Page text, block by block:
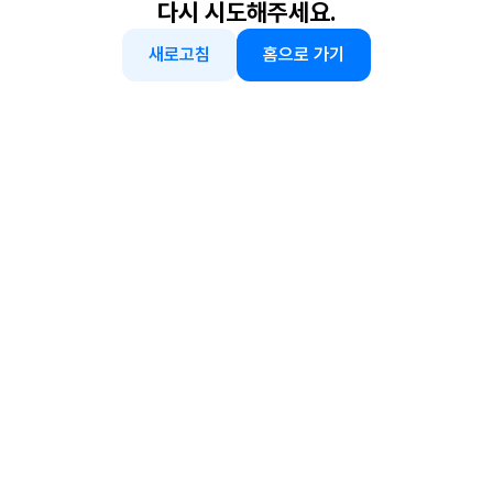
다시 시도해주세요.
새로고침 홈으로 가기